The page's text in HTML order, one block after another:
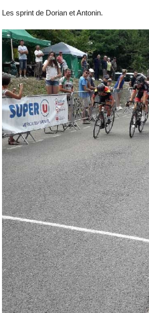
Les sprint de Dorian et Antonin.